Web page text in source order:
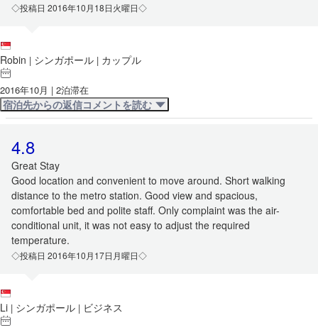
◇投稿日 2016年10月18日火曜日◇
Robin | シンガポール | カップル
2016年10月 | 2泊滞在
宿泊先からの返信コメントを読む
4.8
Great Stay
Good location and convenient to move around. Short walking
distance to the metro station. Good view and spacious,
comfortable bed and polite staff. Only complaint was the air-
conditional unit, it was not easy to adjust the required
temperature.
◇投稿日 2016年10月17日月曜日◇
Li | シンガポール | ビジネス